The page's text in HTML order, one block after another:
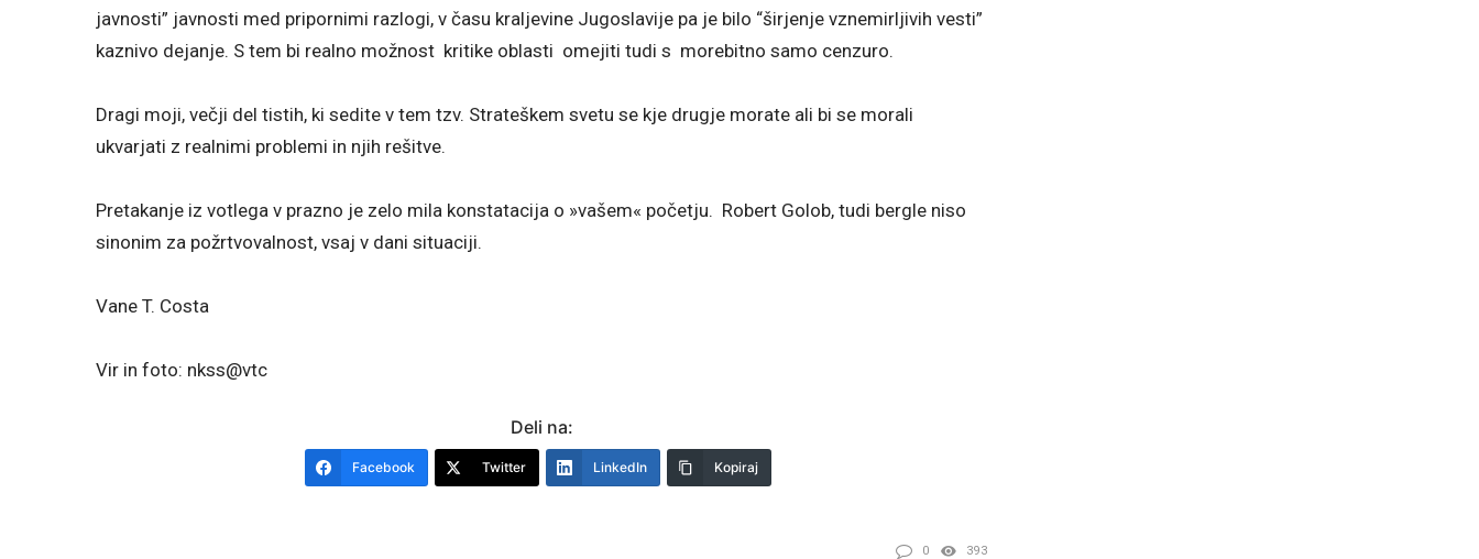
javnosti” javnosti med pripornimi razlogi, v času kraljevine Jugoslavije pa je bilo “širjenje vznemirljivih vesti”
kaznivo dejanje. S tem bi realno možnost kritike oblasti omejiti tudi s morebitno samo cenzuro.
Dragi moji, večji del tistih, ki sedite v tem tzv. Strateškem svetu se kje drugje morate ali bi se morali
ukvarjati z realnimi problemi in njih rešitve.
Pretakanje iz votlega v prazno je zelo mila konstatacija o »vašem« početju. Robert Golob, tudi bergle niso
sinonim za požrtvovalnost, vsaj v dani situaciji.
Vane T. Costa
Vir in foto: nkss@vtc
Deli na:
Facebook Twitter LinkedIn Kopiraj
0 393